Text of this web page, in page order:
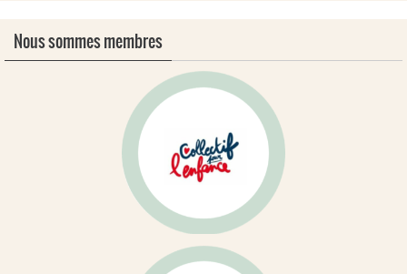
Nous sommes membres